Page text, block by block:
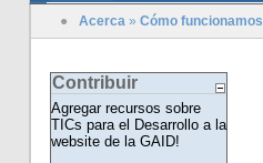
●
Acerca» Cómo funcionamos
Contribuir
Agregar recursos sobre
TICs para el Desarrollo a la
website de la GAID!